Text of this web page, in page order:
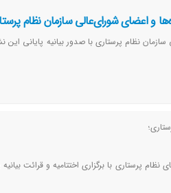
و اعضای شورای‌عالی سازمان نظام
نظام پرستاری با صدور بیانیه پایانی
پرستاری با برگزاری اختتامیه و قرائت